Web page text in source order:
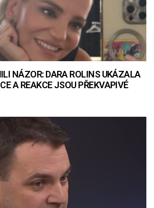
NÁZOR: DARA ROLINS UKÁZALA
A REAKCE JSOU PŘEKVAPIVÉ